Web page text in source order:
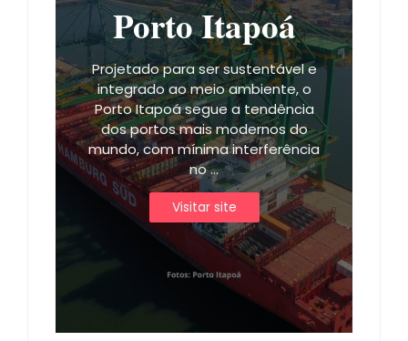
Porto Itapoá
Projetado para ser sustentável e
integrado ao meio ambiente, o
Porto Itapoá segue a tendência
dos portos mais modernos do
mundo, com mínima interferência
no ...
Visitar site